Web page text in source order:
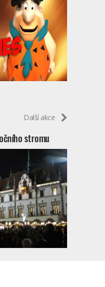
Další akce
stromu